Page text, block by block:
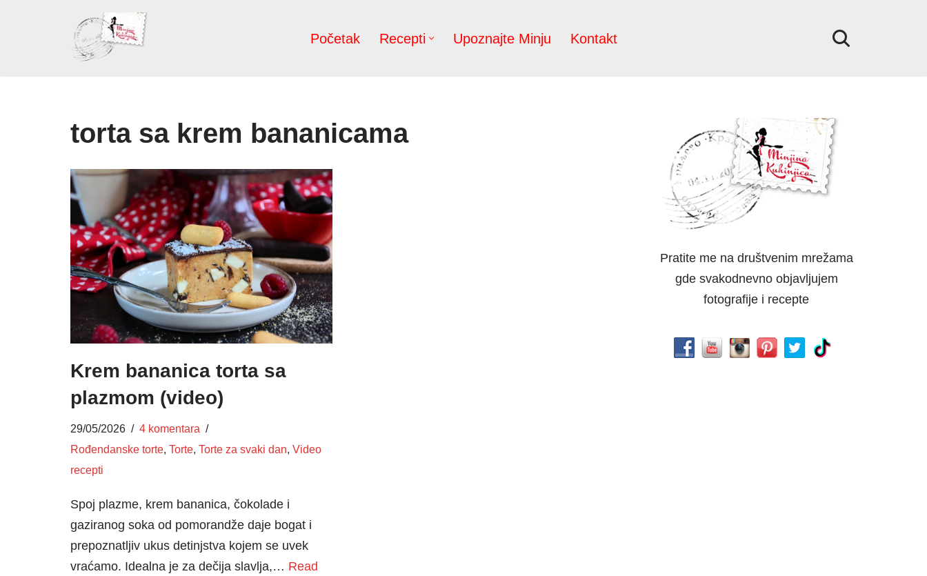
Početak Recepti Upoznajte Minju Kontakt
torta sa krem bananicama
Krem bananica torta sa
plazmom (video)
29/05/2026
4 komentara
Rođendanske torte, Torte, Torte za svaki dan, Video
recepti
Spoj plazme, krem bananica, čokolade i
gaziranog soka od pomorandže daje bogat i
prepoznatljiv ukus detinjstva kojem se uvek
vraćamo. Idealna je za dečija slavlja,… Read
Pratite me na društvenim mrežama
gde svakodnevno objavljujem
fotografije i recepte